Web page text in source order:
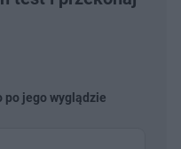
po jego wyglądzie